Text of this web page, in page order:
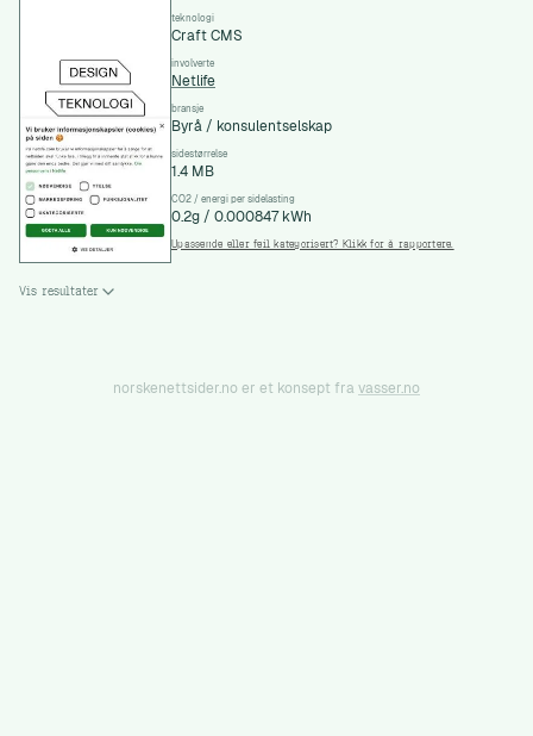
teknologi
Craft CMS
involverte
Netlife
bransje
Byrå / konsulentselskap
sidestørrelse
1.4 MB
CO2 / energi per sidelasting
0.2g / 0.000847 kWh
Upassende eller feil kategorisert? Klikk for å rapportere.
Vis resultater
norskenettsider.no er et konsept fravasser.no